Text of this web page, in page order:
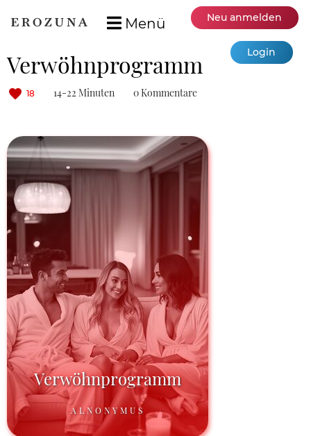
Menü Neu anmelden
Login
Verwöhnprogramm
18 14-22 Minuten 0 Kommentare
Verwöhnprogramm
ALNONYMUS